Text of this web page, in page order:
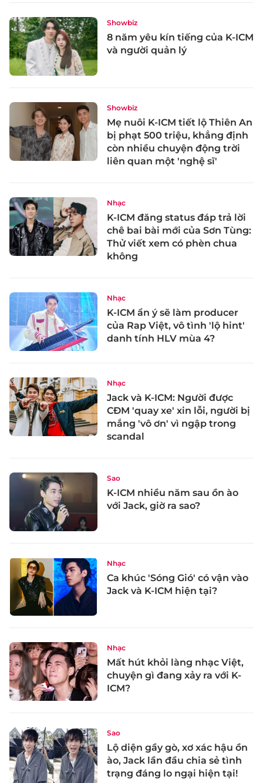
Showbiz
8 năm yêu kín tiếng của K-ICM
và người quản lý
Showbiz
Mẹ nuôi K-ICM tiết lộ Thiên An
bị phạt 500 triệu, khẳng định
còn nhiều chuyện động trời
liên quan một 'nghệ sĩ'
Nhạc
K-ICM đăng status đáp trả lời
chê bai bài mới của Sơn Tùng:
Thử viết xem có phèn chua
không
Nhạc
K-ICM ẩn ý sẽ làm producer
của Rap Việt, vô tình 'lộ hint'
danh tính HLV mùa 4?
Nhạc
Jack và K-ICM: Người được
CĐM 'quay xe' xin lỗi, người bị
mắng 'vô ơn' vì ngập trong
scandal
Sao
K-ICM nhiều năm sau ồn ào
với Jack, giờ ra sao?
Nhạc
Ca khúc 'Sóng Gió' có vận vào
Jack và K-ICM hiện tại?
Nhạc
Mất hút khỏi làng nhạc Việt,
chuyện gì đang xảy ra với K-
ICM?
Sao
Lộ diện gầy gò, xơ xác hậu ồn
ào, Jack lần đầu chia sẻ tình
trạng đáng lo ngại hiện tại!